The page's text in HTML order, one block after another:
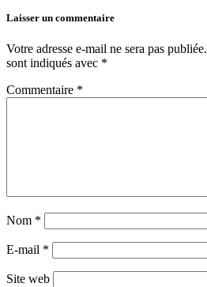
Laisser un commentaire
Votre adresse e-mail ne sera pas publiée.
sont indiqués avec *
Commentaire *
Nom *
E-mail *
Site web